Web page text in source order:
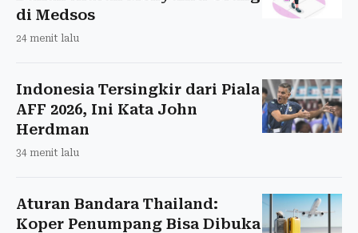
di Medsos
24 menit lalu
Indonesia Tersingkir dari Piala
AFF 2026, Ini Kata John
Herdman
34 menit lalu
Aturan Bandara Thailand:
Koper Penumpang Bisa Dibuka